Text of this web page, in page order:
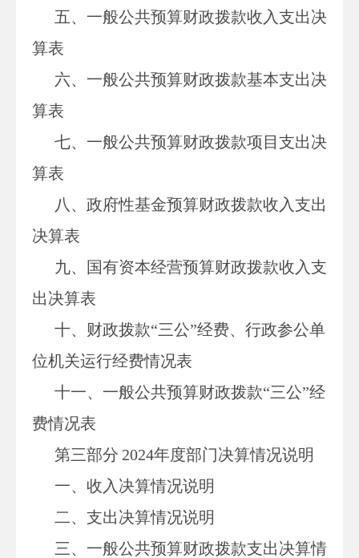
五、一般公共预算财政拨款收入支出决
算表
六、一般公共预算财政拨款基本支出决
算表
七、 一般公共预算财政拨款项目支出决
算表
八 、政府性基金预算财政拨款收入支出
决算表
九、国有资本经营预算财政拨款收入支
出决算表
十、 财政拨款“三公”经费、行政参公单
位机关运行经费情况表
十一、一般公共预算财政拨款“三公”经
费情况表
第三部分 2024年度部门决算情况说明
一、收入决算情况说明
二、支出决算情况说明
三、一般公共预算财政拨款支出决算情